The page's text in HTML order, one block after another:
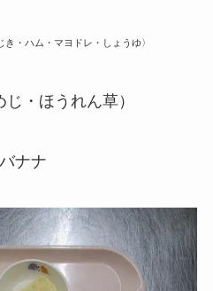
き・ハム・マヨドレ・しょうゆ〉
じ・ほうれん草）
ナナ